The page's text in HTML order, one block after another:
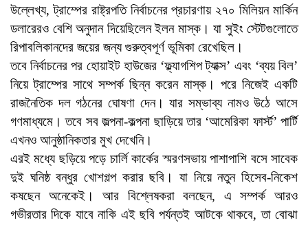
উল্লেখ্য, ট্রাম্পের রাষ্ট্রপতি নির্বাচনের প্রচারণায় ২৭০ মিলিয়ন মার্কিন
ডলারেরও বেশি অনুদান দিয়েছিলেন ইলন মাস্ক। যা সুইং স্টেটগুলোতে
রিপাবলিকানদের জয়ের জন্য গুরুত্বপূর্ণ ভূমিকা রেখেছিল।
তবে নির্বাচনের পর হোয়াইট হাউজের ‘ফ্ল্যাগশিপ ট্যাক্স’ এবং ‘ব্যয় বিল’
নিয়ে ট্রাম্পের সাথে সম্পর্ক ছিন্ন করেন মাস্ক। পরে নিজেই একটি
রাজনৈতিক দল গঠনের ঘোষণা দেন। যার সম্ভাব্য নামও উঠে আসে
গণমাধ্যমে। তবে সব জল্পনা-কল্পনা ছাড়িয়ে তার ‘আমেরিকা ফার্স্ট’ পার্টি
এখনও আনুষ্ঠানিকতার মুখ দেখেনি।
এরই মধ্যে ছড়িয়ে পড়ে চার্লি কার্কের স্মরণসভায় পাশাপাশি বসে সাবেক
দুই ঘনিষ্ঠ বন্ধুর খোশগল্প করার ছবি। যা নিয়ে নতুন হিসেব-নিকেশ
কষছেন অনেকেই। আর বিশ্লেষকরা বলছেন, এ সম্পর্ক আরও
গভীরতার দিকে যাবে নাকি এই ছবি পর্যন্তই আটকে থাকবে, তা বোঝা